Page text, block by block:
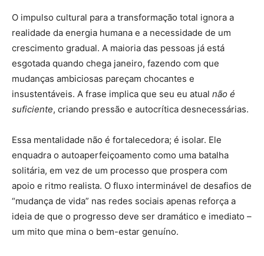
O impulso cultural para a transformação total ignora a
realidade da energia humana e a necessidade de um
crescimento gradual. A maioria das pessoas já está
esgotada quando chega janeiro, fazendo com que
mudanças ambiciosas pareçam chocantes e
insustentáveis. A frase implica que seu eu atual não é
suficiente, criando pressão e autocrítica desnecessárias.
Essa mentalidade não é fortalecedora; é isolar. Ele
enquadra o autoaperfeiçoamento como uma batalha
solitária, em vez de um processo que prospera com
apoio e ritmo realista. O fluxo interminável de desafios de
“mudança de vida” nas redes sociais apenas reforça a
ideia de que o progresso deve ser dramático e imediato –
um mito que mina o bem-estar genuíno.